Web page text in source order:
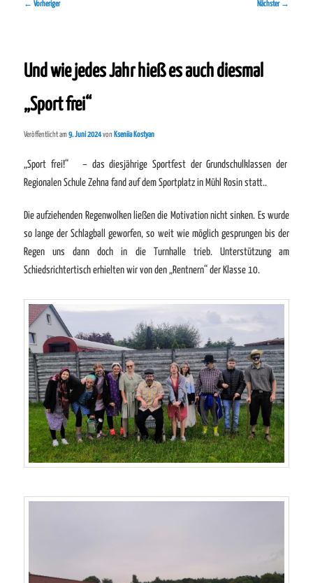
Beitragsnavigation
← Vorheriger Nächster →
Und wie jedes Jahr hieß es auch diesmal
„Sport frei“
Veröffentlicht am9. Juni 2024von Kseniia Kostyan
„Sport frei!“ – das diesjährige Sportfest der Grundschulklassen der
Regionalen Schule Zehna fand auf dem Sportplatz in Mühl Rosin statt..
Die aufziehenden Regenwolken ließen die Motivation nicht sinken. Es wurde
so lange der Schlagball geworfen, so weit wie möglich gesprungen bis der
Regen uns dann doch in die Turnhalle trieb. Unterstützung am
Schiedsrichtertisch erhielten wir von den „Rentnern“ der Klasse 10.